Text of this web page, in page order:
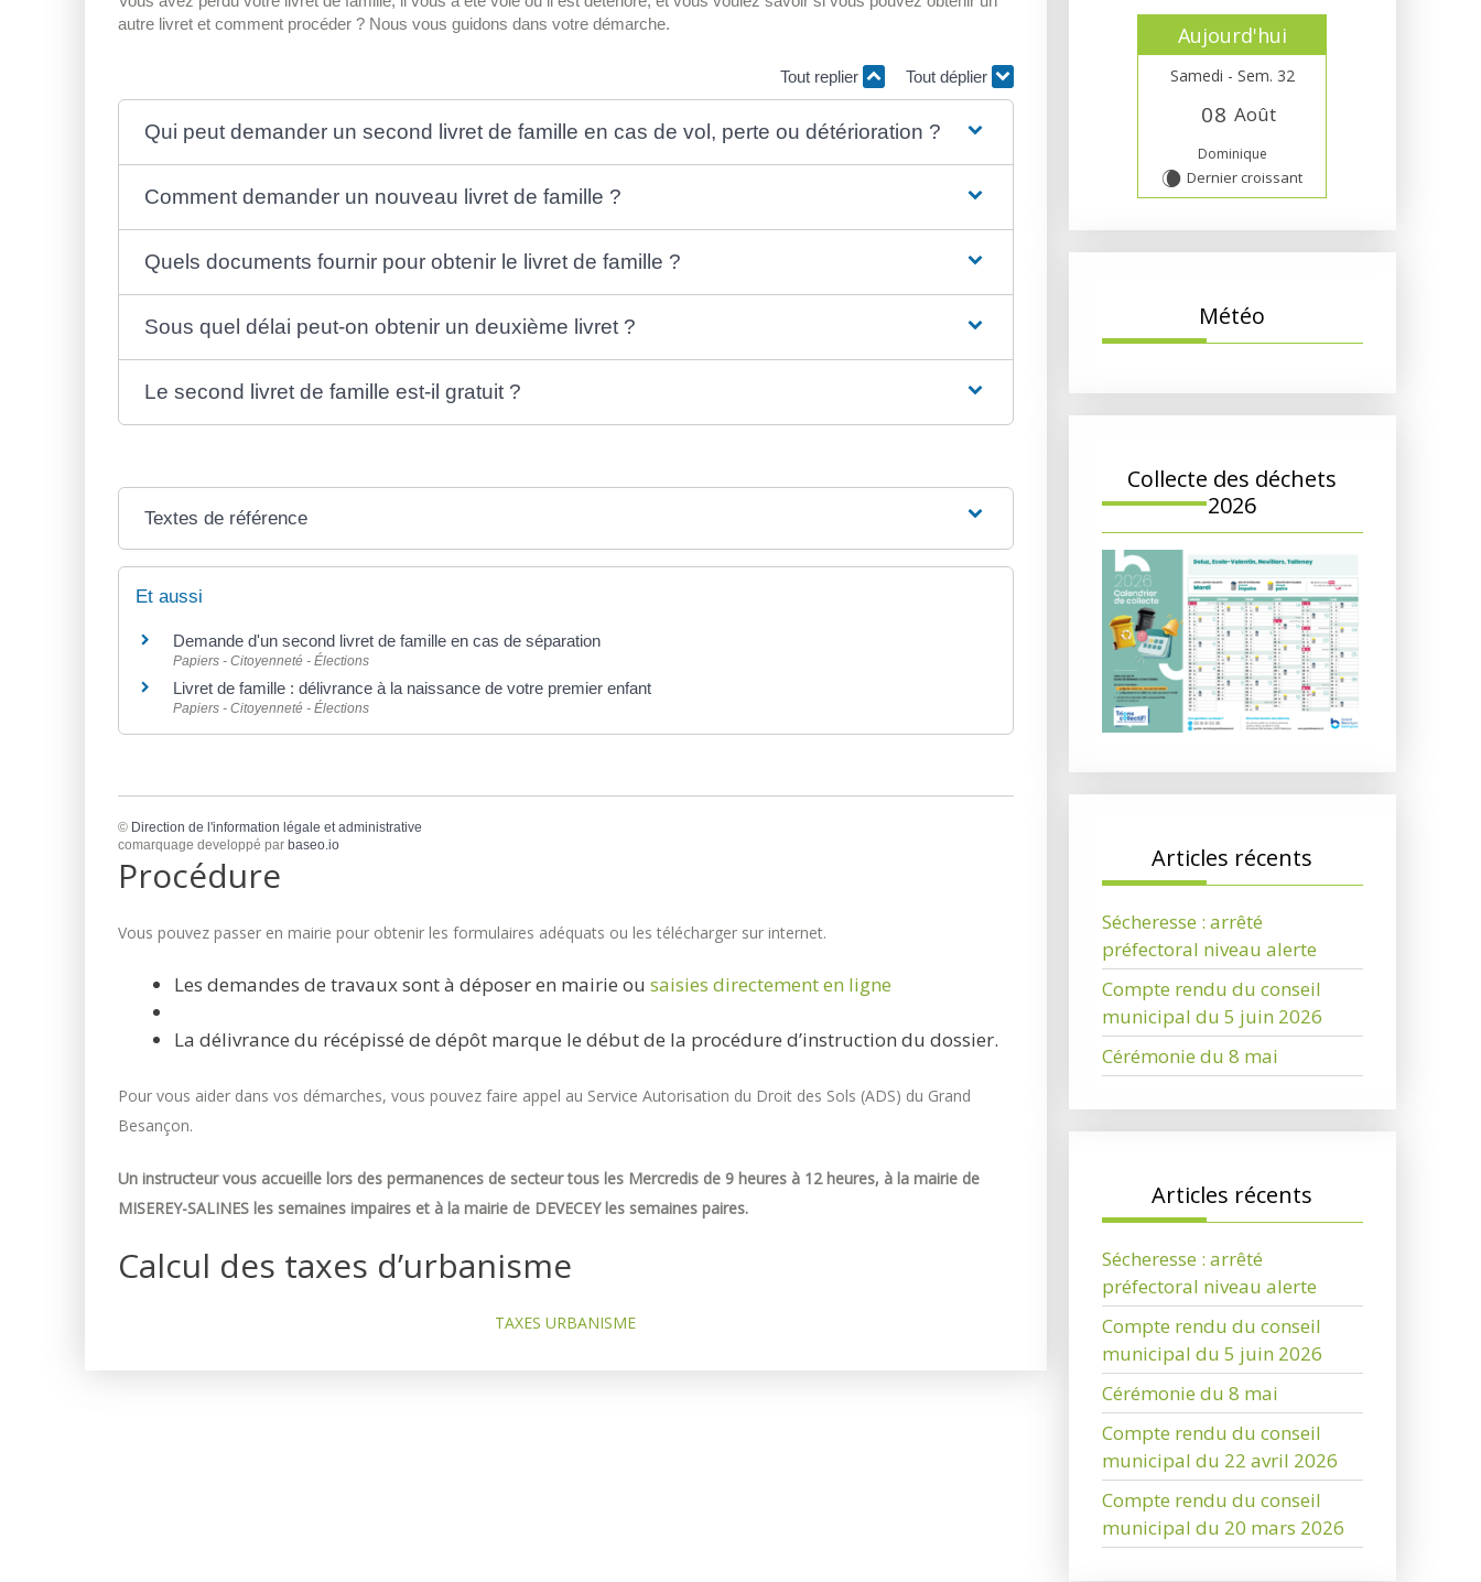
autre livret et comment procéder ? Nous vous guidons dans votre démarche.
Tout replier Tout déplier
Qui peut demander un second livret de famille en cas de vol, perte ou détérioration ?
Comment demander un nouveau livret de famille ?
Quels documents fournir pour obtenir le livret de famille ?
Sous quel délai peut-on obtenir un deuxième livret ?
Le second livret de famille est-il gratuit ?
Textes de référence
Et aussi
Demande d'un second livret de famille en cas de séparation
Papiers - Citoyenneté - Élections
Livret de famille : délivrance à la naissance de votre premier enfant
Papiers - Citoyenneté - Élections
© Direction de l'information légale et administrative
comarquage developpé par baseo.io
Procédure
Vous pouvez passer en mairie pour obtenir les formulaires adéquats ou les télécharger sur internet.
Les demandes de travaux sont à déposer en mairie ou saisies directement en ligne
La délivrance du récépissé de dépôt marque le début de la procédure d’instruction du dossier.
Pour vous aider dans vos démarches, vous pouvez faire appel au Service Autorisation du Droit des Sols (ADS) du Grand
Besançon.
Un instructeur vous accueille lors des permanences de secteur tous les Mercredis de 9 heures à 12 heures, à la mairie de
MISEREY-SALINES les semaines impaires et à la mairie de DEVECEY les semaines paires.
Calcul des taxes d’urbanisme
TAXES URBANISME
Aujourd'hui
Samedi - Sem. 32
08 Août
Dominique
W Dernier croissant
Météo
Collecte des déchets
2026
Articles récents
Sécheresse : arrêté
préfectoral niveau alerte
Compte rendu du conseil
municipal du 5 juin 2026
Cérémonie du 8 mai
Articles récents
Sécheresse : arrêté
préfectoral niveau alerte
Compte rendu du conseil
municipal du 5 juin 2026
Cérémonie du 8 mai
Compte rendu du conseil
municipal du 22 avril 2026
Compte rendu du conseil
municipal du 20 mars 2026